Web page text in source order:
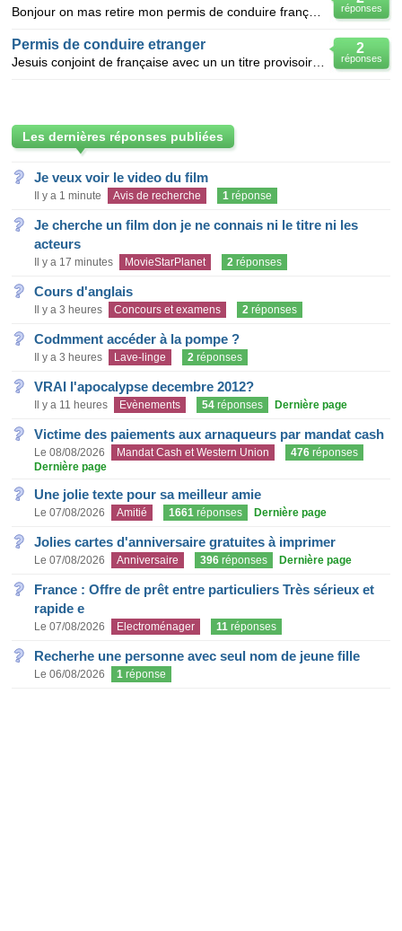
réponses
2
réponses
Permis de conduire etranger
Les dernières réponses publiées
Je veux voir le video du film
Il y a 1 minute Avis de recherche 1 réponse
Je cherche un film don je ne connais ni le titre ni les
acteurs
Il y a 17 minutes MovieStarPlanet 2 réponses
Cours d'anglais
Il y a 3 heures Concours et examens 2 réponses
Codmment accéder à la pompe ?
Il y a 3 heures Lave-linge 2 réponses
VRAI l'apocalypse decembre 2012?
Il y a 11 heures Evènements 54 réponses Dernière page
Victime des paiements aux arnaqueurs par mandat cash
Le 08/08/2026 Mandat Cash et Western Union 476 réponses
Dernière page
Une jolie texte pour sa meilleur amie
Le 07/08/2026 Amitié 1661 réponses Dernière page
Jolies cartes d'anniversaire gratuites à imprimer
Le 07/08/2026 Anniversaire 396 réponses Dernière page
France : Offre de prêt entre particuliers Très sérieux et
rapide e
Le 07/08/2026 Electroménager 11 réponses
Recherhe une personne avec seul nom de jeune fille
Le 06/08/2026 1 réponse